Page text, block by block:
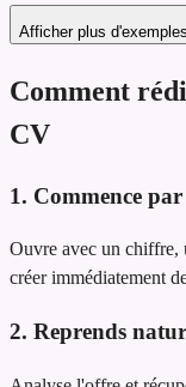
Afficher plus d'exemples
Comment
CV
1. Commence
Ouvre avec un chiffre,
créer immédiatement
2. Reprends